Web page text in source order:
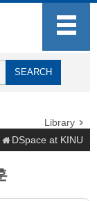
Library
DSpace at KINU